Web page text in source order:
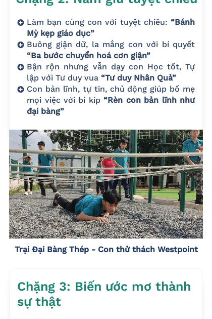
Làm bạn cùng con với tuyệt chiêu:“Bánh
Mỳ kẹp giáo dục”
Buông giận dữ, la mắng con với bí quyết
“Ba bước chuyển hoá cơn giận”
Bận rộn nhưng vẫn dạy con Học tốt, Tự
lập với Tư duy vua“Tư duy Nhân Quả”
Con bản lĩnh, tự tin, chủ động giúp bố mẹ
mọi việc với bí kíp“Rèn con bản lĩnh như
đại bàng”
Trại Đại Bàng Thép - Con thử thách Westpoint
Chặng 3: Biến ước mơ thành
sự thật